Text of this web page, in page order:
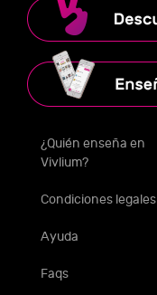
¿Quién enseña en
Vivlium?
Condiciones legales
Ayuda
Faqs